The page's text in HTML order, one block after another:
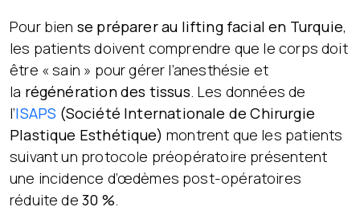
Pour bien se préparer au lifting facial en Turquie,
les patients doivent comprendre que le corps doit
être « sain » pour gérer l’anesthésie et
la régénération des tissus. Les données de
l’ISAPS (Société Internationale de Chirurgie
Plastique Esthétique) montrent que les patients
suivant un protocole préopératoire présentent
une incidence d’œdèmes post-opératoires
réduite de 30 %.